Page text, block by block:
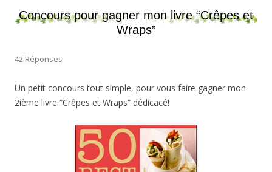
Concours pour gagner mon livre “Crêpes et
Wraps”
42 Réponses
Un petit concours tout simple, pour vous faire gagner mon
2ième livre “Crêpes et Wraps” dédicacé!